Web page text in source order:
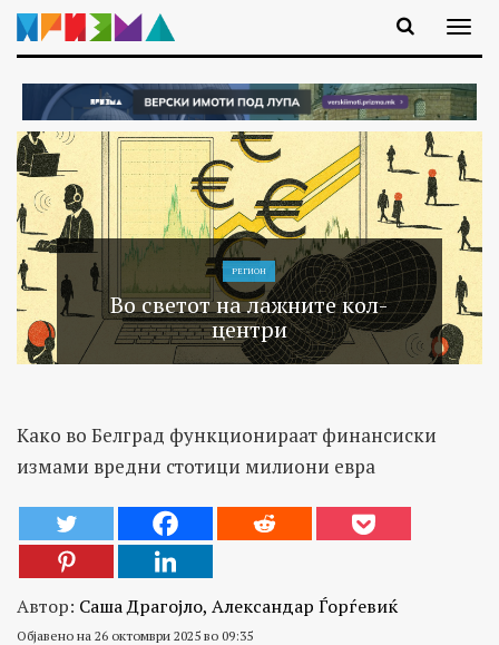
РЕГИОН
Во светот на лажните кол-
центри
Како во Белград функционираат финансиски
измами вредни стотици милиони евра
Автор: Саша Драгојло, Александар Ѓорѓевиќ
Објавено на 26 октомври 2025 во 09:35